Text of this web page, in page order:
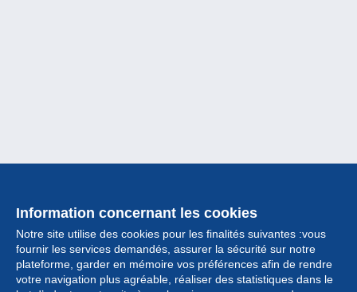
Information concernant les cookies
Notre site utilise des cookies pour les finalités suivantes :vous
fournir les services demandés, assurer la sécurité sur notre
plateforme, garder en mémoire vos préférences afin de rendre
votre navigation plus agréable, réaliser des statistiques dans le